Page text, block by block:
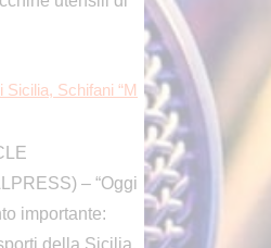
Sicilia, Schifani “M
– “Oggi
importante:
della Sicilia,